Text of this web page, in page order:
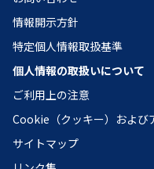
情報開示方針
特定個人情報取扱基準
個人情報の取扱いについて
ご利用上の注意
Cookie（クッキー）および
サイトマップ